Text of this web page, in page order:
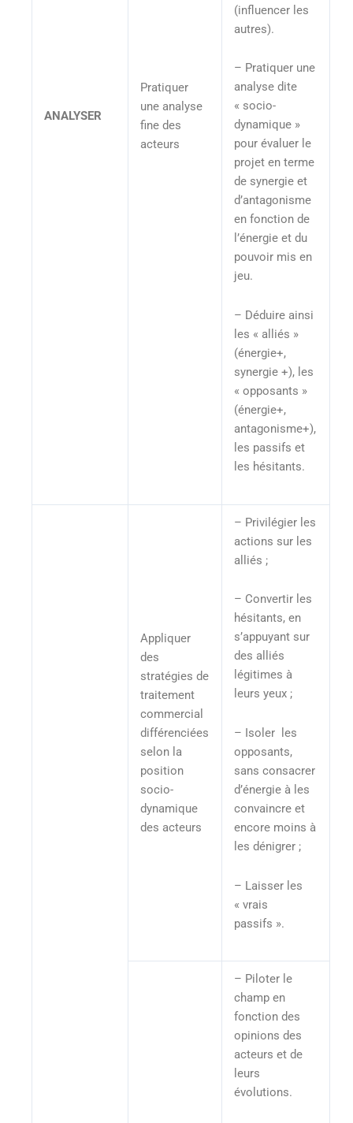
ANALYSER
Pratiquer
une analyse
fine des
acteurs
(influencer les
autres).
– Pratiquer une
analyse dite
« socio-
dynamique »
pour évaluer le
projet en terme
de synergie et
d’antagonisme
en fonction de
l’énergie et du
pouvoir mis en
jeu.
– Déduire ainsi
les « alliés »
(énergie+,
synergie +), les
« opposants »
(énergie+,
antagonisme+),
les passifs et
les hésitants.
Appliquer
des
stratégies de
traitement
commercial
différenciées
selon la
position
socio-
dynamique
des acteurs
– Privilégier les
actions sur les
alliés ;
– Convertir les
hésitants, en
s’appuyant sur
des alliés
légitimes à
leurs yeux ;
– Isoler les
opposants,
sans consacrer
d’énergie à les
convaincre et
encore moins à
les dénigrer ;
– Laisser les
« vrais
passifs ».
– Piloter le
champ en
fonction des
opinions des
acteurs et de
leurs
évolutions.